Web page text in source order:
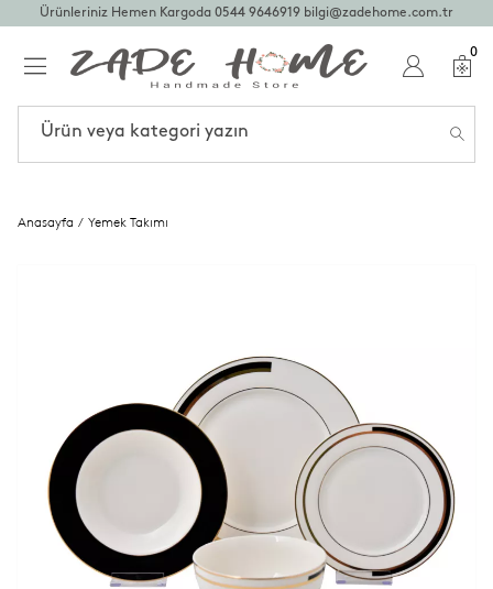
Ürünleriniz Hemen Kargoda 0544 9646919 bilgi@zadehome.com.tr
0
Anasayfa / Yemek Takımı